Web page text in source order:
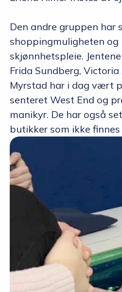
Den andre gruppen har
shoppingmuligheten og
skjønnhetspleie.
Frida Sundberg,
Myrstad har i dag vært
senteret West End og
manikyr. De har også
butikker som ikke finnes